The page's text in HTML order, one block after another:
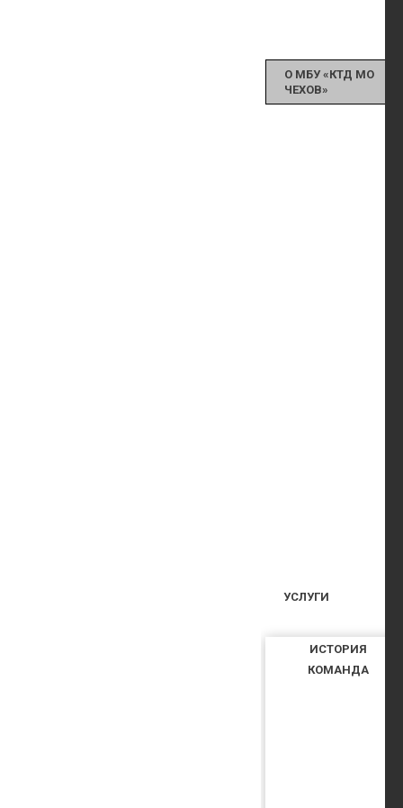
О МБУ «КТД МО
ЧЕХОВ»
ИСТОРИЯ
КОМАНДА
УСЛУГИ